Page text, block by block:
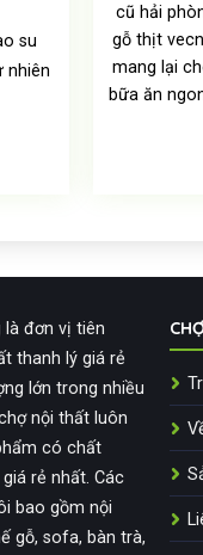
su
nhiên
cũ hải
gỗ thịt
mang lại
bữa ăn
là đơn vị tiên
thanh lý giá rẻ
lớn trong nhiều
nội thất luôn
có chất
rẻ nhất. Các
bao gồm nội
gỗ, sofa, bàn trà,